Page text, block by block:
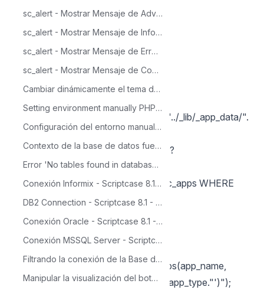
sc_alert - Mostrar Mensaje de Advertencia con SweetAlert (warning)
sc_alert - Mostrar Mensaje de Información con SweetAlert (info)
sc_alert - Mostrar Mensaje de Error con SweetAlert (error)
sc_alert - Mostrar Mensaje de Confirmación con SweetAlert (success)
Cambiar dinámicamente el tema de un proyecto con la macro sc_set_theme
Setting environment manually PHP 5.6 - CentOS
Configuración del entorno manualmente PHP 7.0 - Windows IIS
Contexto de la base de datos fue modificado – MSSQL
Error 'No tables found in database access' al intentar hacer la importación fuente de datos Access
Conexión Informix - Scriptcase 8.1 - Linux
DB2 Connection - Scriptcase 8.1 - Linux
Conexión Oracle - Scriptcase 8.1 - Linux
Conexión MSSQL Server - Scriptcase - Mac OS X
Filtrando la conexión de la Base de Datos - Oracle
Manipular la visualización del botón dinámicamente
$arr_usr[] = $rs->fields[0];
$rs->MoveNext();
$rs->Close();
foreach($arr_apps as $k => $app)
require($this->Ini->path_aplicacao . "../_lib/_app_data/".
$app . '_ini.php');
$app_type = isset($arr_data['type'])?
$arr_data['type']:'';
$sql = "SELECT count(*) FROM sec_apps WHERE
app_name = '". $app ."' ";
sc_lookup(rs, $sql);
sc_exec_sql("INSERT INTO sec_apps(app_name,
app_type) VALUES ('". $app ."', '".$app_type."')");